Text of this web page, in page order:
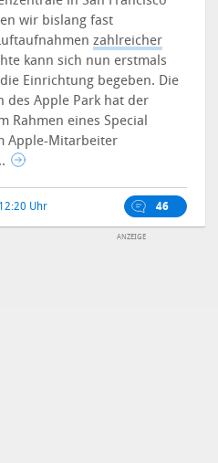
wir bislang fast
zahlreicher
kann sich nun erstmals
Einrichtung begeben. Die
des Apple Park hat der
Rahmen eines Special
Apple-Mitarbeiter
Uhr 46